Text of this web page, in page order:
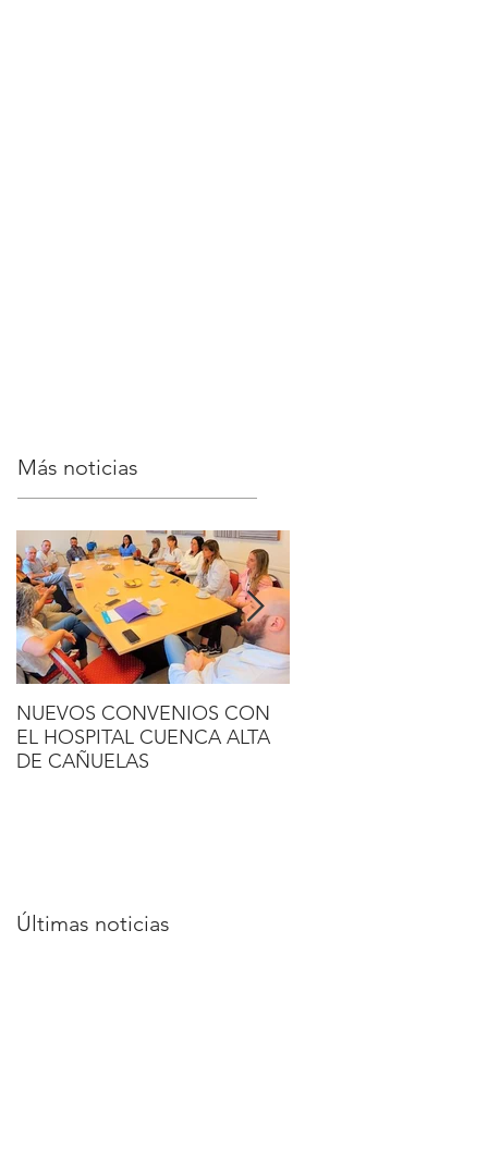
Más noticias
NUEVOS CONVENIOS CON
EL HOSPITAL CUENCA ALTA
DE CAÑUELAS
Últimas noticias